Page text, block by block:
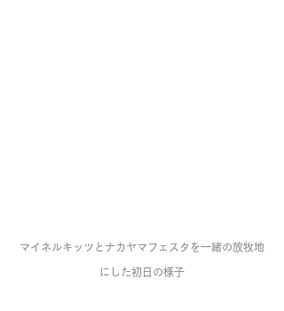
マイネルキッツとナカヤマフェスタを一緒の放牧地
にした初日の様子